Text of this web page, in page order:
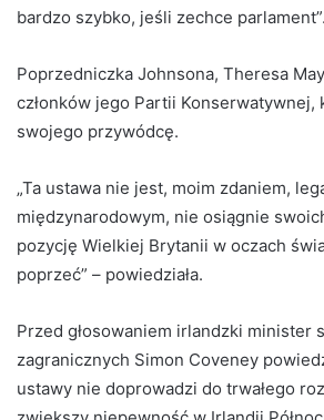
bardzo szybko, jeśli zechce parlament”.
Poprzedniczka Johnsona, Theresa
członków jego Partii Konserwatywnej,
swojego przywódcę.
„Ta ustawa nie jest, moim zdaniem,
międzynarodowym, nie osiągnie
pozycję Wielkiej Brytanii w oczach
poprzeć” – powiedziała.
Przed głosowaniem irlandzki minister
zagranicznych Simon Coveney
ustawy nie doprowadzi do trwałego